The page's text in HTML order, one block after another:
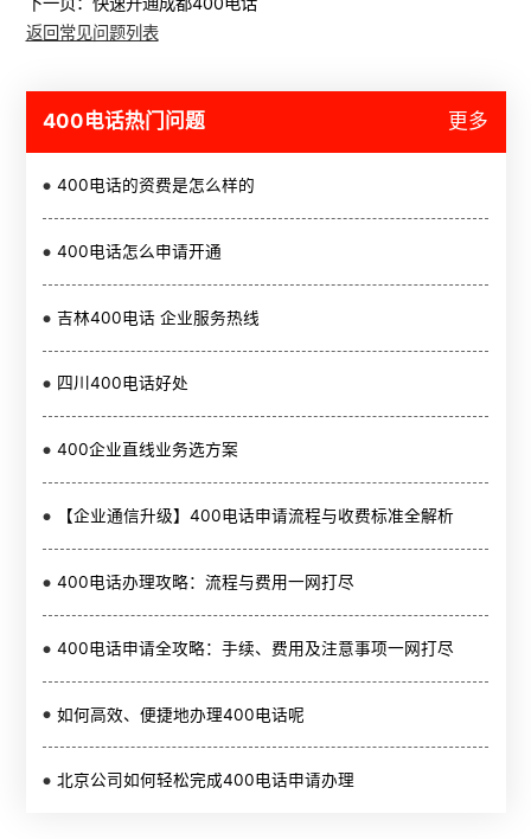
返回常见问题列表
400电话热门问题 更多
400电话的资费是怎么样的
400电话怎么申请开通
吉林400电话 企业服务热线
四川400电话好处
400企业直线业务选方案
【企业通信升级】400电话申请流程与收费标准全解析
400电话办理攻略：流程与费用一网打尽
400电话申请全攻略：手续、费用及注意事项一网打尽
如何高效、便捷地办理400电话呢
北京公司如何轻松完成400电话申请办理